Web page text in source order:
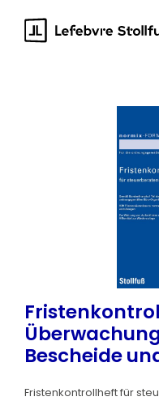
springen
Bescheide
Fristenkontrollheft für